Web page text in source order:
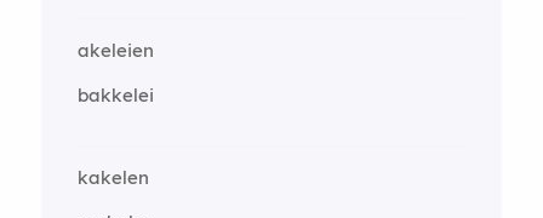
akeleien
bakkelei
kakelen